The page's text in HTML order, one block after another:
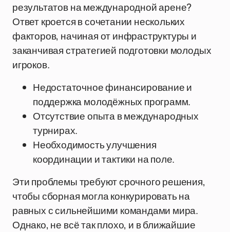
результатов на международной арене?
Ответ кроется в сочетании нескольких
факторов, начиная от инфраструктуры и
заканчивая стратегией подготовки молодых
игроков.
Недостаточное финансирование и
поддержка молодёжных программ.
Отсутствие опыта в международных
турнирах.
Необходимость улучшения
координации и тактики на поле.
Эти проблемы требуют срочного решения,
чтобы сборная могла конкурировать на
равных с сильнейшими командами мира.
Однако, не всё так плохо, и в ближайшие